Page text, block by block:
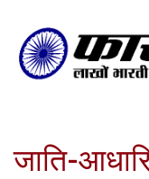
जाति-